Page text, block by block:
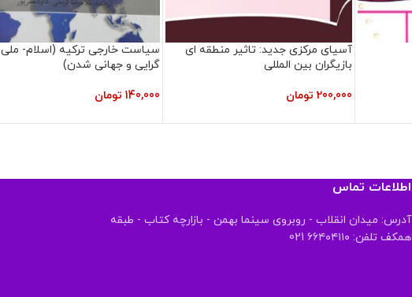
آسیای مرکزی جدید: تاثیر منطقه ای
بازیگران بین المللی
200,000 تومان
سیاست خارجی ترکیه (اسلام- ملی
گرایی و جهانی شدن)
140,000 تومان
اطلاعات تماس
آدرس: میدان انقلاب - روبروی سینما بهمن - بازارچه کتاب - طبقه
همکف تلفن: ۶۶۴۰۴۱۱۰ 021